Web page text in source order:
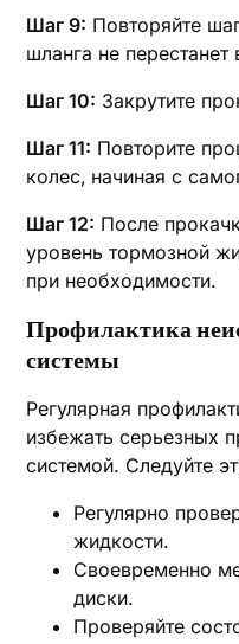
Шаг 9: Повторяйте
шланга не
Шаг 10: Закрутите
Шаг 11: Повторите
колес‚ начиная с
Шаг 12: После
уровень тормозной
при необходимости.
Профилактика
системы
Регулярная
избежать серьезных
системой. Следуйте
Регулярно
жидкости.
Своевременно
диски.
Проверяйте